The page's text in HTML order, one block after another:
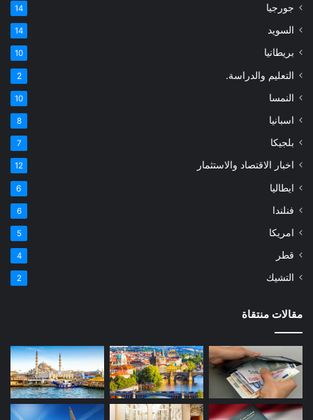
جورجيا 14
السويد 14
بريطانيا 10
التعليم والدراسة. 2
النمسا 10
اسبانيا 8
بلجيكا 7
اخبار الاقتصاد والاستثمار 12
ايطاليا 6
فنلندا 6
امريكا 5
قطر 4
التشيك 2
مقالات منتقاة